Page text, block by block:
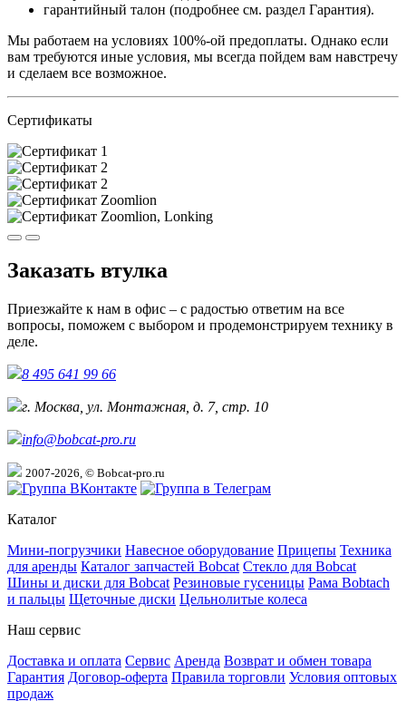
гарантийный талон (подробнее см. раздел Гарантия).
Мы работаем на условиях 100%-ой предоплаты. Однако если
вам требуются иные условия, мы всегда пойдем вам навстречу
и сделаем все возможное.
Сертификаты
Заказать втулка
Приезжайте к нам в офис – с радостью ответим на все
вопросы, поможем с выбором и продемонстрируем технику в
деле.
8 495 641 99 66
г. Москва, ул. Монтажная, д. 7, стр. 10
info@bobcat-pro.ru
2007-2026, © Bobcat-pro.ru
Каталог
Мини-погрузчики Навесное оборудование Прицепы Техника
для аренды Каталог запчастей Bobcat Стекло для Bobcat
Шины и диски для Bobcat Резиновые гусеницы Рама Bobtach
и пальцы Щеточные диски Цельнолитые колеса
Наш сервис
Доставка и оплата Сервис Аренда Возврат и обмен товара
Гарантия Договор-оферта Правила торговли Условия оптовых
продаж